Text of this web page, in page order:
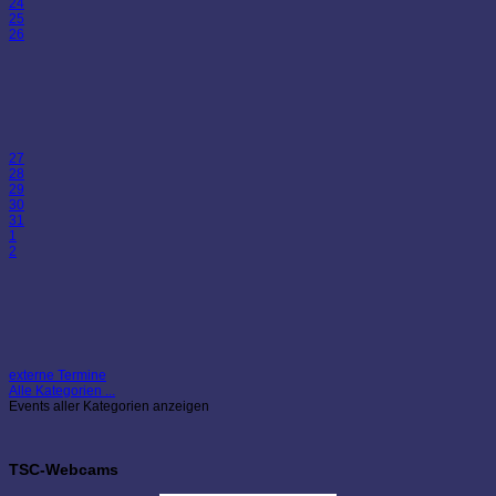
24
25
26
27
28
29
30
31
1
2
externe Termine
Alle Kategorien ...
Events aller Kategorien anzeigen
TSC-Webcams